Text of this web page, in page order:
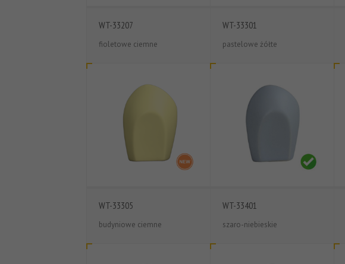
WT-33207
fioletowe ciemne
WT-33301
pastelowe żółte
WT-33305
budyniowe ciemne
WT-33401
szaro-niebieskie